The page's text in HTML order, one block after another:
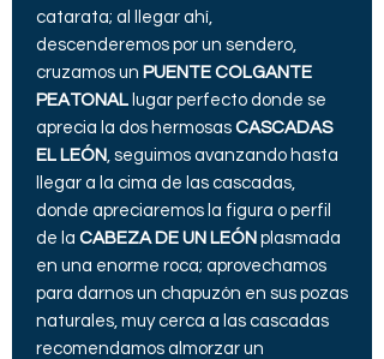
catarata; al llegar ahí,
descenderemos por un sendero,
cruzamos un PUENTE COLGANTE
PEATONAL lugar perfecto donde se
aprecia la dos hermosas CASCADAS
EL LEÓN, seguimos avanzando hasta
llegar a la cima de las cascadas,
donde apreciaremos la figura o perfil
de la CABEZA DE UN LEÓN plasmada
en una enorme roca; aprovechamos
para darnos un chapuzón en sus pozas
naturales, muy cerca a las cascadas
recomendamos almorzar un